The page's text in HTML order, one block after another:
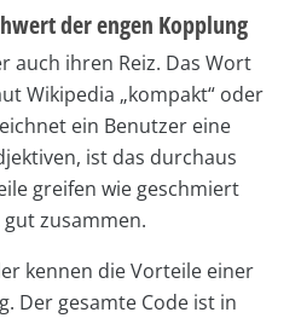
der engen Kopplung
auch ihren Reiz. Das Wort
Wikipedia „kompakt“ oder
ein Benutzer eine
ist das durchaus
greifen wie geschmiert
zusammen.
kennen die Vorteile einer
Der gesamte Code ist in